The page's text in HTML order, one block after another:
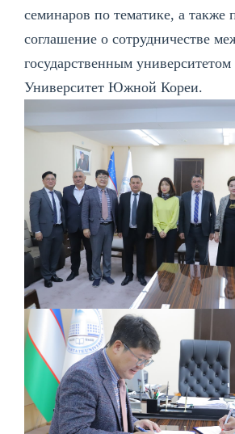
семинаров по тематике, а также
соглашение о сотрудничестве
государственным
Университет Южной Кореи.